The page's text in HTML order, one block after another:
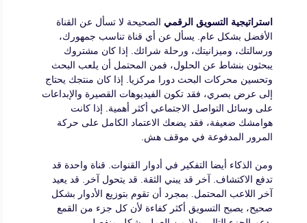
استراتيجية التسويق الرقمي الصحيحة لا تسأل عن القناة
الأفضل بشكل عام. يسأل عن أي قناة تناسب جمهورك،
ورسالتك، وميزانيتك، ورحلة شرائك. إذا كان مشتروك
يبحثون بنشاط عن الحلول، فمن المحتمل أن يلعب البحث
وتحسين محركات البحث دورا مركزيا. إذا كان منتجك يحتاج
إلى عرض بصري، فقد تكون الفيديوهات القصيرة والإبداعات
على وسائل التواصل الاجتماعي أكثر أهمية. إذا كانت
هوامشك ضعيفة، فقد يضعك الاعتماد الكامل على حركة
المرور المدفوعة في موقف هش.
ومن الذكاء أيضا التفكير في أدوار القنوات. قناة واحدة قد
تدفع الاكتشاف. آخر قد يبني الثقة. قد يتحول آخر. قد يعيد
آخر اللاعب المحتمل. بمجرد أن تقوم بتوزيع الأدوار بشكل
صحيح، يصبح التسويق أكثر كفاءة لأن كل جزء من القمع